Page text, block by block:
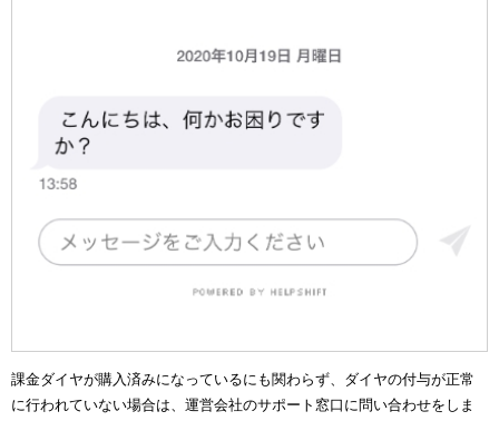
課金ダイヤが購入済みになっているにも関わらず、ダイヤの付与が正常
に行われていない場合は、運営会社のサポート窓口に問い合わせをしま